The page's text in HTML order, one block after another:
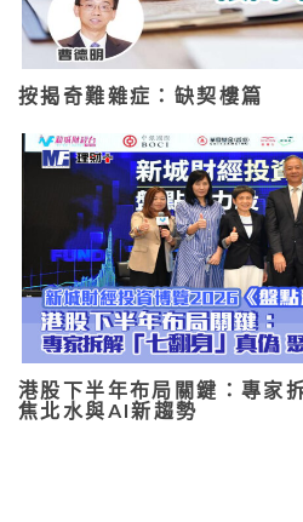
按揭奇難雜症：缺契樓篇
港股下半年布局關鍵：專家
焦北水與AI新趨勢